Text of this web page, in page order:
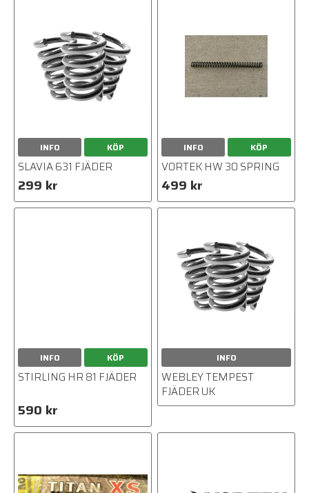
INFO KÖP
SLAVIA 631 FJÄDER
299 kr
INFO KÖP
VORTEK HW 30 SPRING
499 kr
INFO KÖP
STIRLING HR 81 FJÄDER
590 kr
INFO
WEBLEY TEMPEST
FJÄDER UK